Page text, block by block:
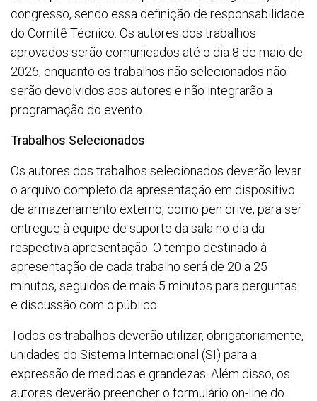
congresso, sendo essa definição de responsabilidade
do Comitê Técnico. Os autores dos trabalhos
aprovados serão comunicados até o dia 8 de maio de
2026, enquanto os trabalhos não selecionados não
serão devolvidos aos autores e não integrarão a
programação do evento.
Trabalhos Selecionados
Os autores dos trabalhos selecionados deverão levar
o arquivo completo da apresentação em dispositivo
de armazenamento externo, como pen drive, para ser
entregue à equipe de suporte da sala no dia da
respectiva apresentação. O tempo destinado à
apresentação de cada trabalho será de 20 a 25
minutos, seguidos de mais 5 minutos para perguntas
e discussão com o público.
Todos os trabalhos deverão utilizar, obrigatoriamente,
unidades do Sistema Internacional (SI) para a
expressão de medidas e grandezas. Além disso, os
autores deverão preencher o formulário on-line do